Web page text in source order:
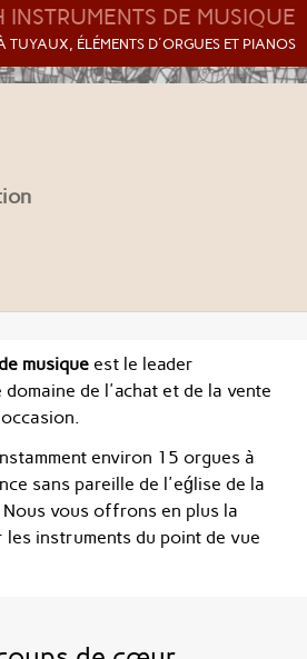
INSTRUMENTS DE MUSIQUE
TUYAUX, ÉLÉMENTS D'ORGUES ET PIANOS
musique est le leader
de l'achat et de la vente
environ 15 orgues à
sans pareille de l'eǵlise de la
vous offrons en plus la
instruments du point de vue